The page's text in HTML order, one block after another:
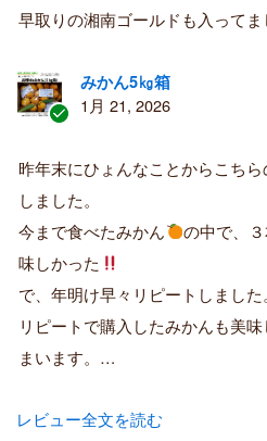
早取りの湘南ゴールドも入ってま
証
済
み
購
者
みかん5㎏箱
1月 21, 2026
昨年末にひょんなことからこち
しました。
今まで食べたみかん
の中で、
味しかった
で、年明け早々リピートしました。
リピートで購入したみかんも美
まいます。…
レビュー全文を読む